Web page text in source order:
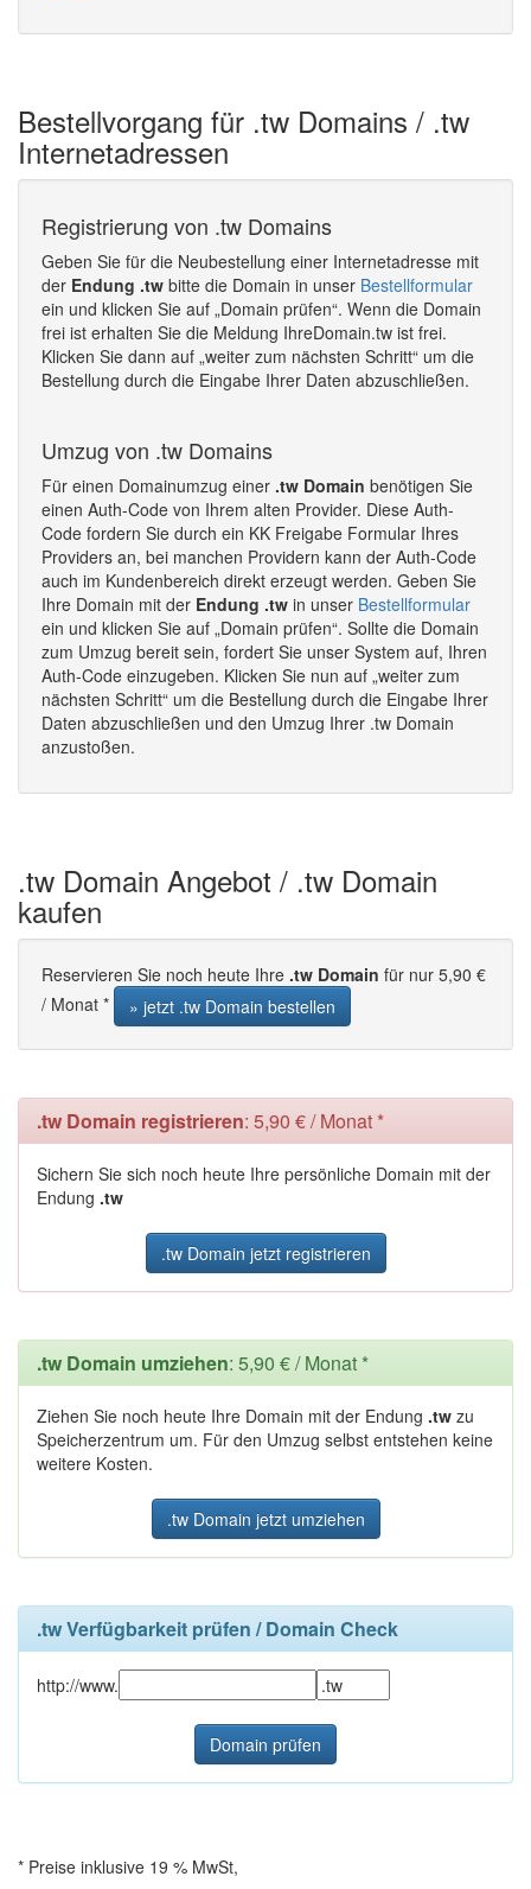
Bestellvorgang für .tw Domains / .tw
Internetadressen
Registrierung von .tw Domains
Geben Sie für die Neubestellung einer Internetadresse mit
der Endung .tw bitte die Domain in unser Bestellformular
ein und klicken Sie auf „Domain prüfen“. Wenn die Domain
frei ist erhalten Sie die Meldung IhreDomain.tw ist frei.
Klicken Sie dann auf „weiter zum nächsten Schritt“ um die
Bestellung durch die Eingabe Ihrer Daten abzuschließen.
Umzug von .tw Domains
Für einen Domainumzug einer .tw Domain benötigen Sie
einen Auth-Code von Ihrem alten Provider. Diese Auth-
Code fordern Sie durch ein KK Freigabe Formular Ihres
Providers an, bei manchen Providern kann der Auth-Code
auch im Kundenbereich direkt erzeugt werden. Geben Sie
Ihre Domain mit der Endung .tw in unser Bestellformular
ein und klicken Sie auf „Domain prüfen“. Sollte die Domain
zum Umzug bereit sein, fordert Sie unser System auf, Ihren
Auth-Code einzugeben. Klicken Sie nun auf „weiter zum
nächsten Schritt“ um die Bestellung durch die Eingabe Ihrer
Daten abzuschließen und den Umzug Ihrer .tw Domain
anzustoßen.
.tw Domain Angebot / .tw Domain
kaufen
Reservieren Sie noch heute Ihre .tw Domain für nur 5,90 €
/ Monat *
» jetzt .tw Domain bestellen
.tw Domain registrieren: 5,90 € / Monat *
Sichern Sie sich noch heute Ihre persönliche Domain mit der
Endung .tw
.tw Domain jetzt registrieren
.tw Domain umziehen: 5,90 € / Monat *
Ziehen Sie noch heute Ihre Domain mit der Endung .tw zu
Speicherzentrum um. Für den Umzug selbst entstehen keine
weitere Kosten.
.tw Domain jetzt umziehen
.tw Verfügbarkeit prüfen / Domain Check
http://www.
* Preise inklusive 19 % MwSt,